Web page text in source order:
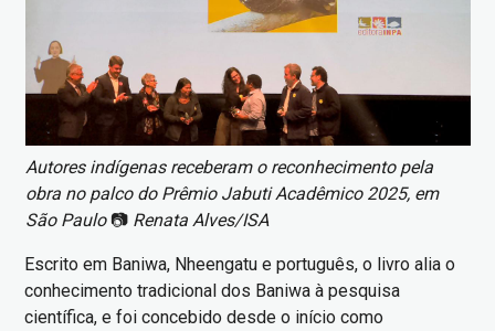
Autores indígenas receberam o reconhecimento pela
obra no palco do Prêmio Jabuti Acadêmico 2025, em
São Paulo📷 Renata Alves/ISA
Escrito em Baniwa, Nheengatu e português, o livro alia o
conhecimento tradicional dos Baniwa à pesquisa
científica, e foi concebido desde o início como